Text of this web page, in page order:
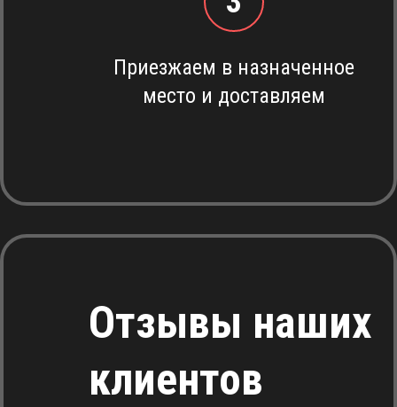
Приезжаем в назначенное
место и доставляем
Отзывы наших
клиентов